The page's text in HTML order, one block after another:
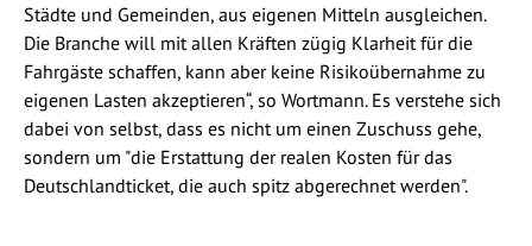
Städte und Gemeinden, aus eigenen Mitteln ausgleichen.
Die Branche will mit allen Kräften zügig Klarheit für die
Fahrgäste schaffen, kann aber keine Risikoübernahme zu
eigenen Lasten akzeptieren“, so Wortmann. Es verstehe sich
dabei von selbst, dass es nicht um einen Zuschuss gehe,
sondern um "die Erstattung der realen Kosten für das
Deutschlandticket, die auch spitz abgerechnet werden".